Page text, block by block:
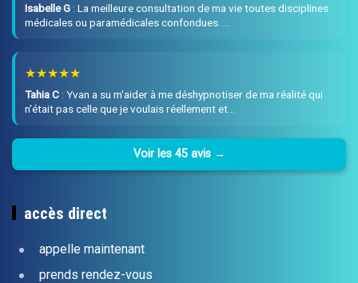
Isabelle G : La meilleure consultation de ma vie toutes disciplines
médicales ou paramédicales confondues. …
★★★★★
Tahia C : Yvan a su m'aider à me déshypnotiser de ma réalité qui
n'était pas celle que je voulais réellement et…
Voir les 45 avis →
accès direct
appelle maintenant
prends rendez-vous